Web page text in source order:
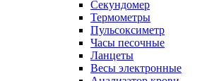
Секундомер
Термометры
Пульсоксиметр
Часы песочные
Ланцеты
Весы электронные